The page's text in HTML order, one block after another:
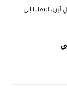
انتقلنا إلى